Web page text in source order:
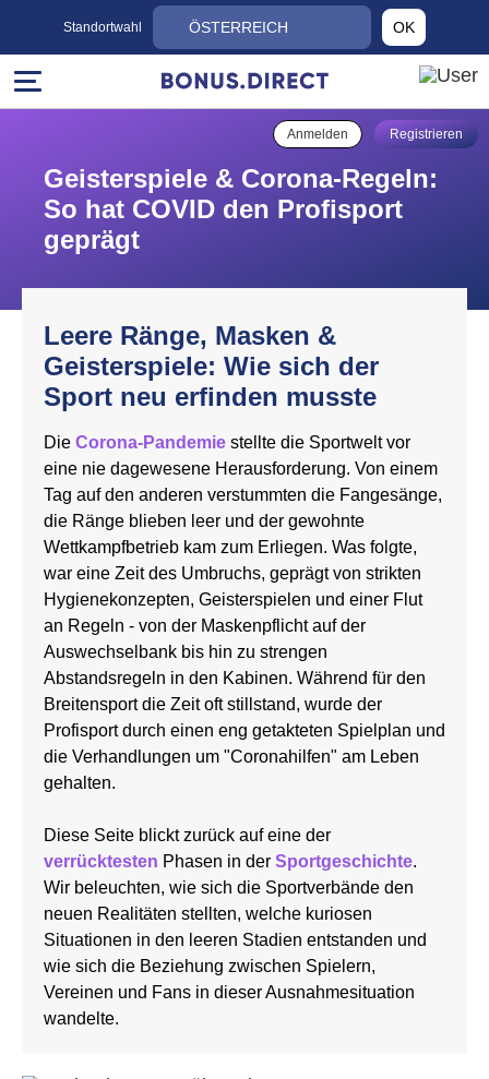
Standortwahl ÖSTERREICH OK
Anmelden Registrieren
Geisterspiele & Corona-Regeln:
So hat COVID den Profisport
geprägt
Leere Ränge, Masken &
Geisterspiele: Wie sich der
Sport neu erfinden musste
Die Corona-Pandemie stellte die Sportwelt vor
eine nie dagewesene Herausforderung. Von einem
Tag auf den anderen verstummten die Fangesänge,
die Ränge blieben leer und der gewohnte
Wettkampfbetrieb kam zum Erliegen. Was folgte,
war eine Zeit des Umbruchs, geprägt von strikten
Hygienekonzepten, Geisterspielen und einer Flut
an Regeln - von der Maskenpflicht auf der
Auswechselbank bis hin zu strengen
Abstandsregeln in den Kabinen. Während für den
Breitensport die Zeit oft stillstand, wurde der
Profisport durch einen eng getakteten Spielplan und
die Verhandlungen um "Coronahilfen" am Leben
gehalten.
Diese Seite blickt zurück auf eine der
verrücktesten Phasen in der Sportgeschichte.
Wir beleuchten, wie sich die Sportverbände den
neuen Realitäten stellten, welche kuriosen
Situationen in den leeren Stadien entstanden und
wie sich die Beziehung zwischen Spielern,
Vereinen und Fans in dieser Ausnahmesituation
wandelte.